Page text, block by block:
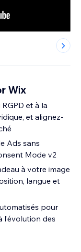
Wix
et à la
et alignez-
Ads sans
Mode v2
à votre image
langue et
pour
l’évolution des